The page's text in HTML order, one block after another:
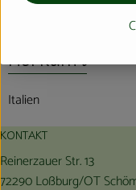
Herkunft
Italien
KONTAKT
Reinerzauer Str. 13
72290 Loßburg/OT